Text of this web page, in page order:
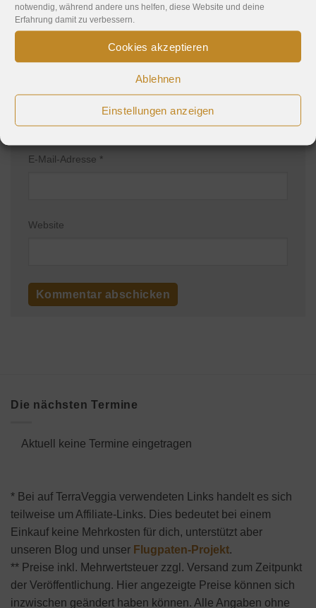
notwendig, während andere uns helfen, diese Website und deine
Erfahrung damit zu verbessern.
Cookies akzeptieren
Ablehnen
Einstellungen anzeigen
Name*
E-Mail-Adresse *
Website
Die nächsten Termine
Aktuell keine Termine eingetragen
* Bei auf TerraVeggia verwendeten Links handelt es sich
teilweise um Affiliate-Links. Dies bedeutet bei einem
Einkauf keine Mehrkosten für dich, unterstützt aber
unseren Blog und unser Flugpaten-Projekt.
** Preise inkl. Mehrwertsteuer zzgl. Versand zum Zeitpunkt
der Veröffentlichung. Hier angezeigte Preise können sich
inzwischen geändert haben können. Alle Angaben ohne